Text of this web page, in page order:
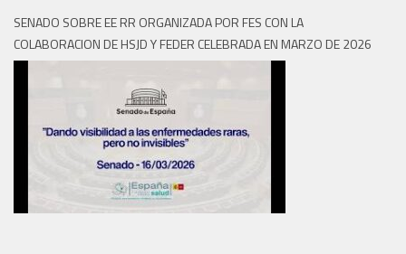
SENADO SOBRE EE RR ORGANIZADA POR FES CON LA
COLABORACION DE HSJD Y FEDER CELEBRADA EN MARZO DE 2026